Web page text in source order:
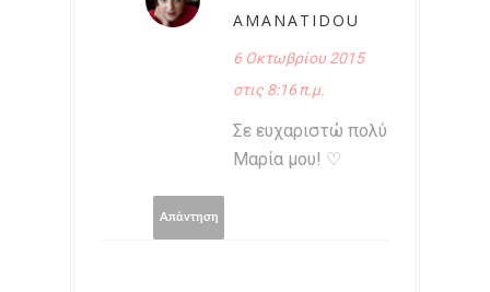
AMANATIDOU
6 Οκτωβρίου 2015
στις 8:16 π.μ.
Σε ευχαριστώ πολύ
Μαρία μου! ♡
Απάντηση